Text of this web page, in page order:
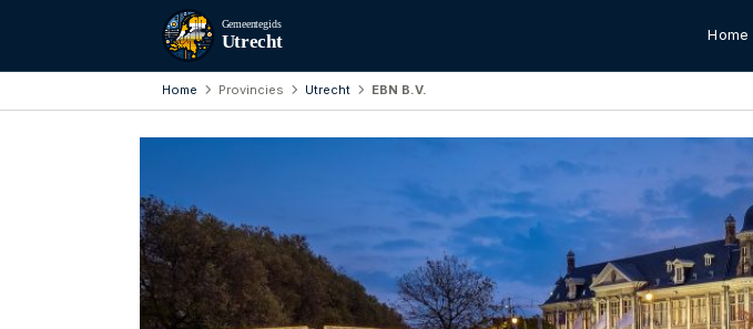
Gemeentegids
Utrecht Home
Home Provincies Utrecht EBN B.V.